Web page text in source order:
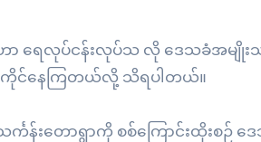
စုဟာ ရေလုပ်ငန်းလုပ်သ လို ဒေသခံအမျို
ပ်ကိုင်နေကြတယ်လို့ သိရပါတယ်။
န်းတောရွာကို စစ်ကြောင်းထိုးစဉ် ဒ